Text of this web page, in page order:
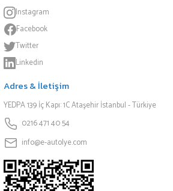
Instagram
Facebook
Twitter
Linkedin
Adres & İletişim
YEDPA 139 İç Kapı: 1C Ataşehir İstanbul - Türkiye
0216 471 40 54
info@e-autolye.com